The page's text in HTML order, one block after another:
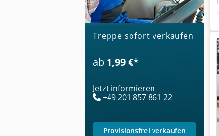
treppe sofort verkaufen
ab 1,99 €*
Jetzt informieren
+49 201 857 861 22
provisionsfrei verkaufen